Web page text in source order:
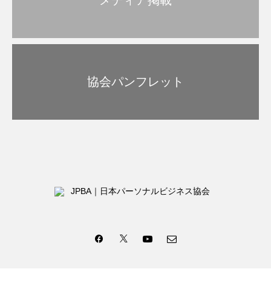
協会パンフレット